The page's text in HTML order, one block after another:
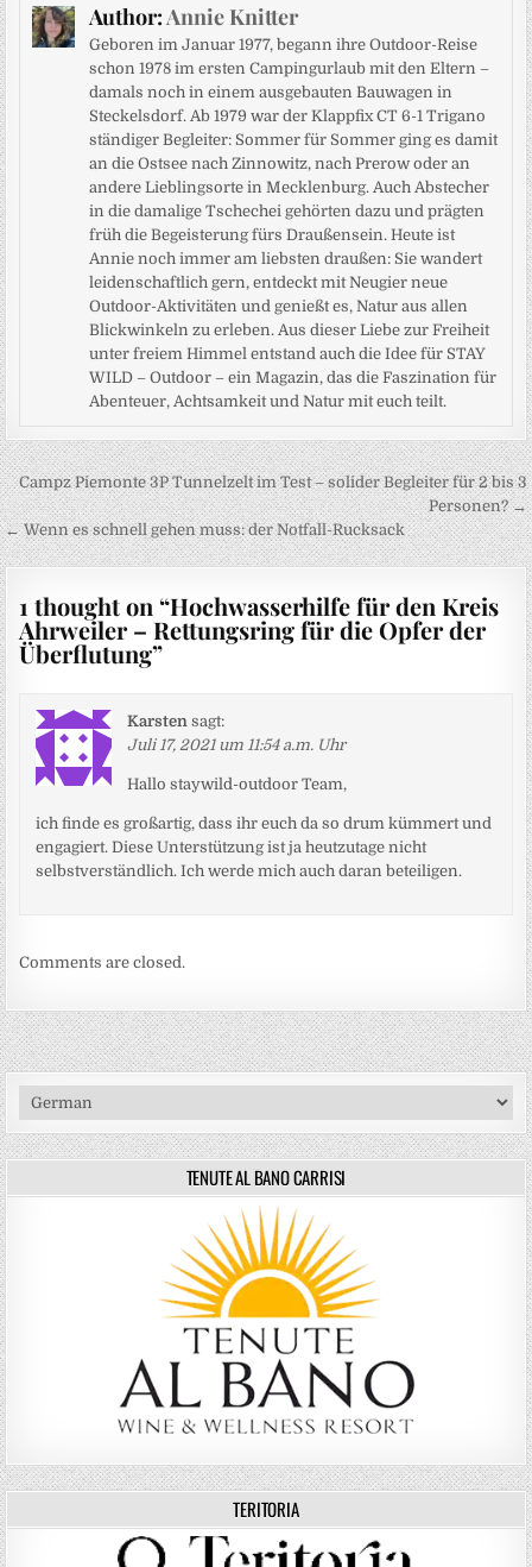
Author:Annie Knitter
Geboren im Januar 1977, begann ihre Outdoor-Reise
schon 1978 im ersten Campingurlaub mit den Eltern –
damals noch in einem ausgebauten Bauwagen in
Steckelsdorf. Ab 1979 war der Klappfix CT 6-1 Trigano
ständiger Begleiter: Sommer für Sommer ging es damit
an die Ostsee nach Zinnowitz, nach Prerow oder an
andere Lieblingsorte in Mecklenburg. Auch Abstecher
in die damalige Tschechei gehörten dazu und prägten
früh die Begeisterung fürs Draußensein. Heute ist
Annie noch immer am liebsten draußen: Sie wandert
leidenschaftlich gern, entdeckt mit Neugier neue
Outdoor-Aktivitäten und genießt es, Natur aus allen
Blickwinkeln zu erleben. Aus dieser Liebe zur Freiheit
unter freiem Himmel entstand auch die Idee für STAY
WILD – Outdoor – ein Magazin, das die Faszination für
Abenteuer, Achtsamkeit und Natur mit euch teilt.
Beitragsnavigation
Campz Piemonte 3P Tunnelzelt im Test – solider Begleiter für 2 bis 3
Personen? →
← Wenn es schnell gehen muss: der Notfall-Rucksack
1 thought on “Hochwasserhilfe für den Kreis
Ahrweiler – Rettungsring für die Opfer der
Überflutung”
Karsten sagt:
Juli 17, 2021 um 11:54 a.m. Uhr
Hallo staywild-outdoor Team,
ich finde es großartig, dass ihr euch da so drum kümmert und
engagiert. Diese Unterstützung ist ja heutzutage nicht
selbstverständlich. Ich werde mich auch daran beteiligen.
Comments are closed.
TENUTE AL BANO CARRISI
TERITORIA